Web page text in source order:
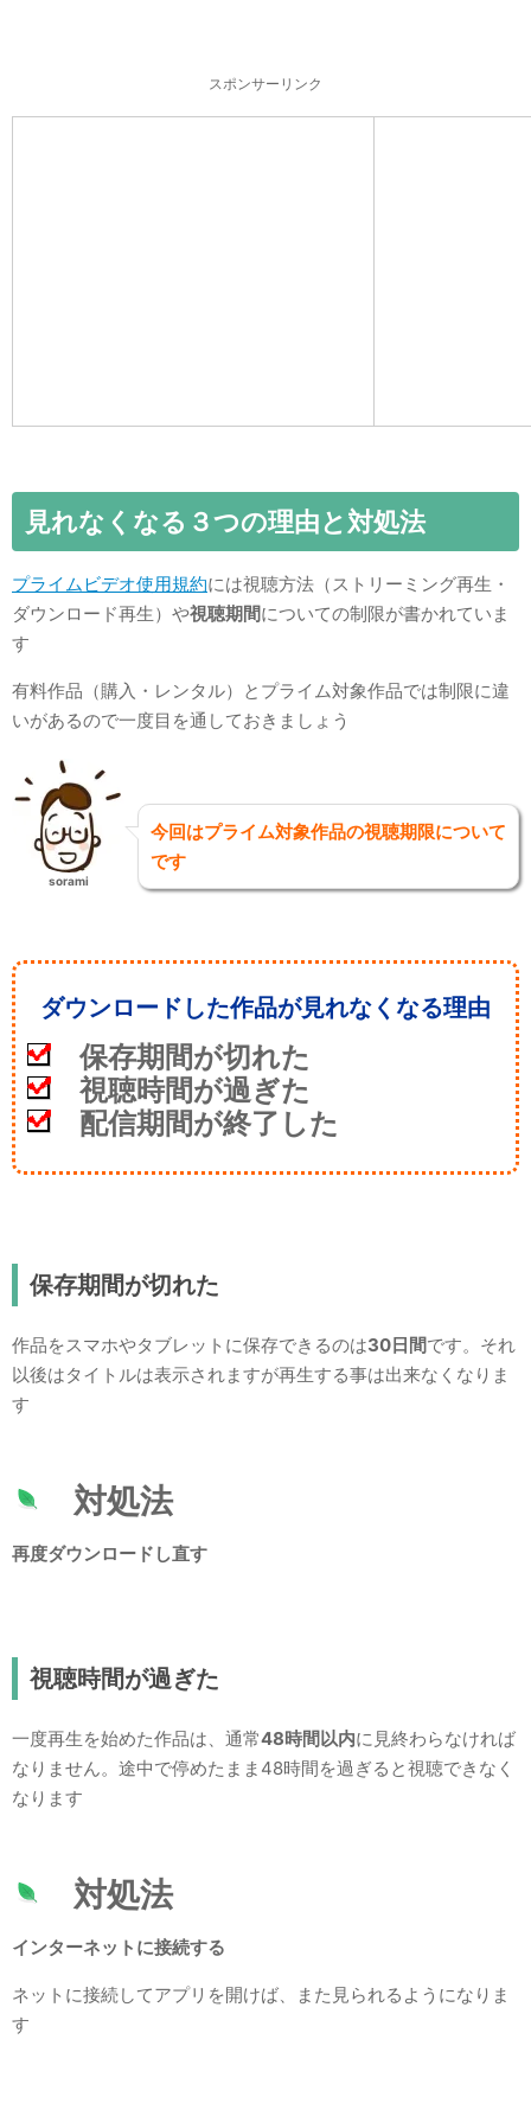
スポンサーリンク
見れなくなる３つの理由と対処法
プライムビデオ使用規約には視聴方法（ストリーミング再生・
ダウンロード再生）や視聴期間についての制限が書かれていま
す
有料作品（購入・レンタル）とプライム対象作品では制限に違
いがあるので一度目を通しておきましょう
sorami
今回はプライム対象作品の視聴期限について
です
ダウンロードした作品が見れなくなる理由
保存期間が切れた
視聴時間が過ぎた
配信期間が終了した
保存期間が切れた
作品をスマホやタブレットに保存できるのは30日間です。それ
以後はタイトルは表示されますが再生する事は出来なくなりま
す
対処法
再度ダウンロードし直す
視聴時間が過ぎた
一度再生を始めた作品は、通常48時間以内に見終わらなければ
なりません。途中で停めたまま48時間を過ぎると視聴できなく
なります
対処法
インターネットに接続する
ネットに接続してアプリを開けば、また見られるようになりま
す